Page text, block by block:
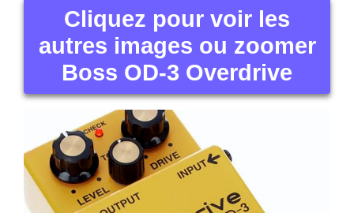
Cliquez pour voir les
autres images ou zoomer
Boss OD-3 Overdrive